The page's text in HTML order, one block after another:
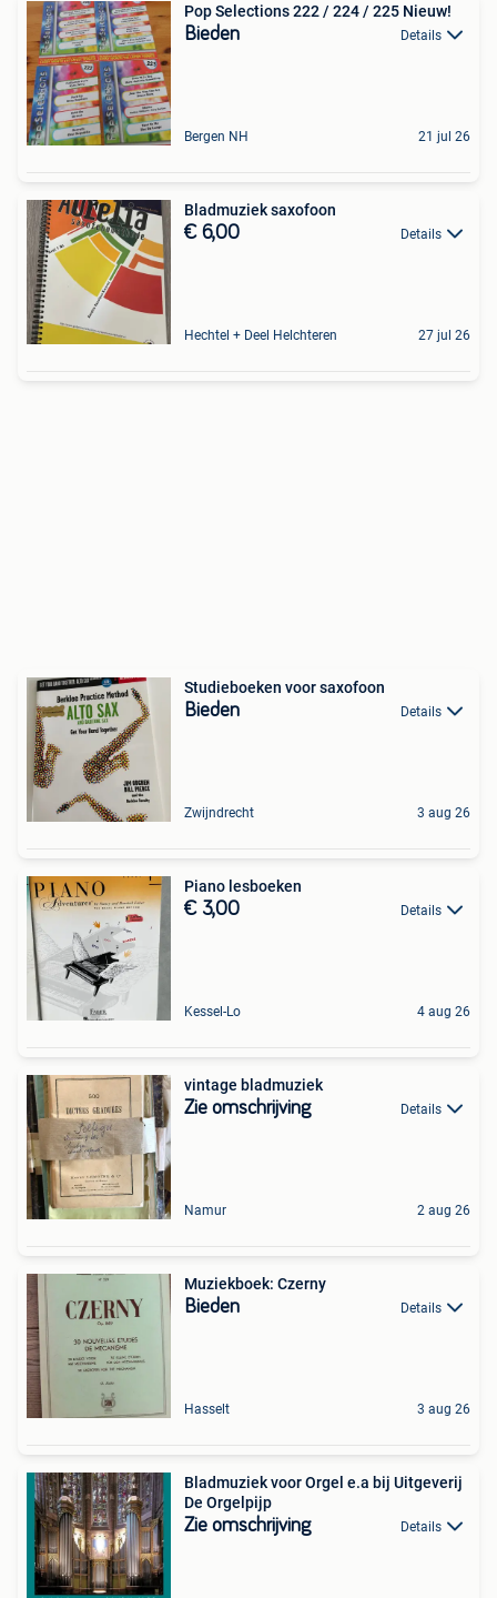
Pop Selections 222 / 224 / 225 Nieuw!
Bieden Details
Bergen NH 21 jul 26
Bladmuziek saxofoon
€ 6,00 Details
Hechtel + Deel Helchteren 27 jul 26
Studieboeken voor saxofoon
Bieden Details
Zwijndrecht 3 aug 26
Piano lesboeken
€ 3,00 Details
Kessel-Lo 4 aug 26
vintage bladmuziek
Zie omschrijving Details
Namur 2 aug 26
Muziekboek: Czerny
Bieden Details
Hasselt 3 aug 26
Bladmuziek voor Orgel e.a bij Uitgeverij
De Orgelpijp
Zie omschrijving Details